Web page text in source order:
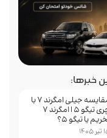
خبرها:
مقایسه جیلی امگرند 7 با
چری تیگو 5 | امگرند 7
یا تیگو 5؟